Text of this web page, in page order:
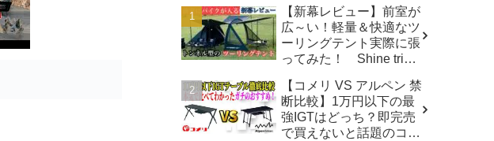
【新幕レビュー】前室が
広～い！軽量＆快適なツ
ーリングテント実際に張
ってみた！ Shine trip
な気分
【コメリ VS アルペン 禁
断比較】1万円以下の最
強IGTはどっち？即完売
で買えないと話題のコメ